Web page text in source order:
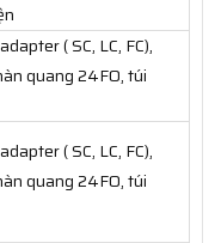
( SC, LC, FC),
quang 24FO, túi
( SC, LC, FC),
quang 24FO, túi